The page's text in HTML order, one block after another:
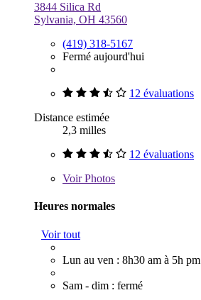
3844 Silica Rd
Sylvania, OH 43560
(419) 318-5167
Fermé aujourd'hui
12 évaluations
Distance estimée
2,3 milles
12 évaluations
VoirPhotos
Heures normales
Voir tout
Lun au ven : 8h30 am à 5h pm
Sam - dim : fermé